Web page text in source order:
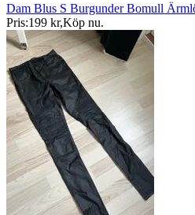
Dam Blus S Burgunder Bomull
Pris:199 kr,Köp nu.